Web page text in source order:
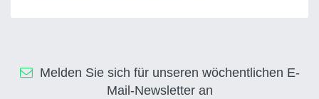
Melden Sie sich für unseren wöchentlichen E-
Mail-Newsletter an